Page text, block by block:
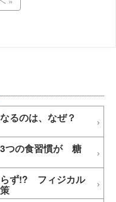
るのは、なぜ？
3つの食習慣が 糖
らず!? フィジカル